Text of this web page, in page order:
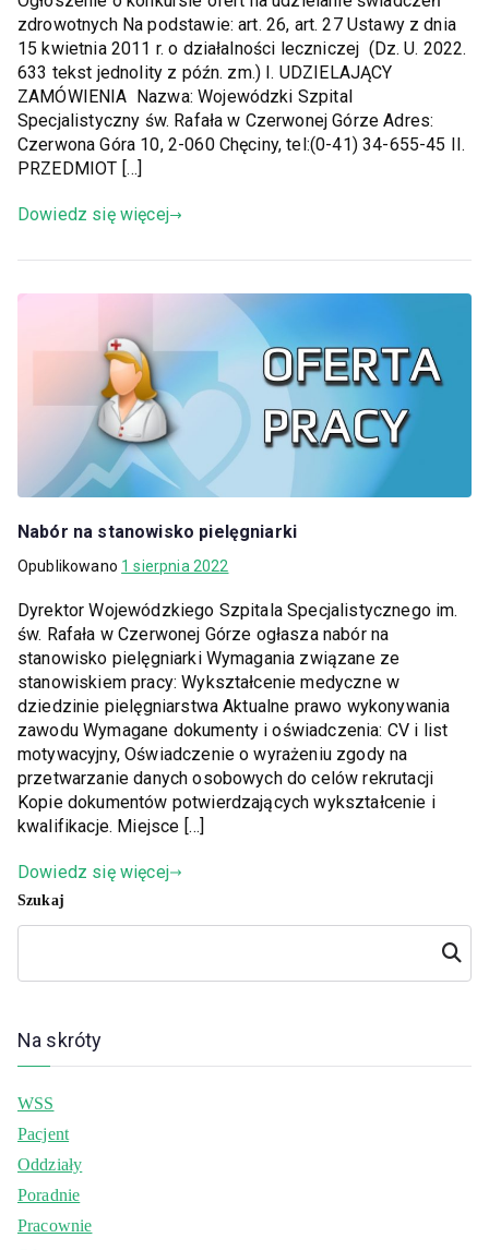
zdrowotnych Na podstawie: art. 26, art. 27 Ustawy z dnia
15 kwietnia 2011 r. o działalności leczniczej (Dz. U. 2022.
633 tekst jednolity z późn. zm.) I. UDZIELAJĄCY
ZAMÓWIENIA Nazwa: Wojewódzki Szpital
Specjalistyczny św. Rafała w Czerwonej Górze Adres:
Czerwona Góra 10, 2-060 Chęciny, tel:(0-41) 34-655-45 II.
PRZEDMIOT […]
Dowiedz się więcej
Nabór na stanowisko pielęgniarki
Opublikowano 1 sierpnia 2022
Dyrektor Wojewódzkiego Szpitala Specjalistycznego im.
św. Rafała w Czerwonej Górze ogłasza nabór na
stanowisko pielęgniarki Wymagania związane ze
stanowiskiem pracy: Wykształcenie medyczne w
dziedzinie pielęgniarstwa Aktualne prawo wykonywania
zawodu Wymagane dokumenty i oświadczenia: CV i list
motywacyjny, Oświadczenie o wyrażeniu zgody na
przetwarzanie danych osobowych do celów rekrutacji
Kopie dokumentów potwierdzających wykształcenie i
kwalifikacje. Miejsce […]
Dowiedz się więcej
Szukaj
Szukaj
Na skróty
WSS
Pacjent
Oddziały
Poradnie
Pracownie